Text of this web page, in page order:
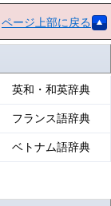
ページ上部に戻る
英和・和英辞典
フランス語辞典
ベトナム語辞典